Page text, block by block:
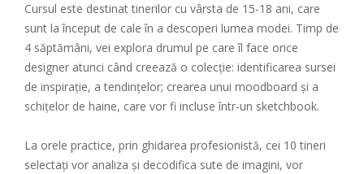
Cursul este destinat tinerilor cu vârsta de 15-18 ani, care
sunt la început de cale în a descoperi lumea modei. Timp de
4 săptămâni, vei explora drumul pe care îl face orice
designer atunci când creează o colecție: identificarea sursei
de inspirație, a tendințelor; crearea unui moodboard și a
schițelor de haine, care vor fi incluse într-un sketchbook.
La orele practice, prin ghidarea profesionistă, cei 10 tineri
selectați vor analiza și decodifica sute de imagini, vor